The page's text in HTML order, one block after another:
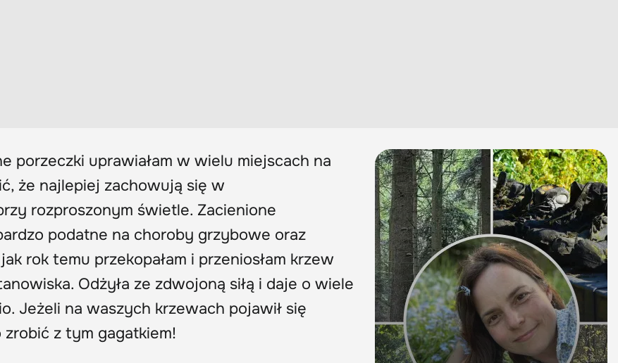
porzeczki uprawiałam w wielu miejscach na
że najlepiej zachowują się w
rozproszonym świetle. Zacienione
podatne na choroby grzybowe oraz
rok temu przekopałam i przeniosłam krzew
Odżyła ze zdwojoną siłą i daje o wiele
Jeżeli na waszych krzewach pojawił się
z tym gagatkiem!